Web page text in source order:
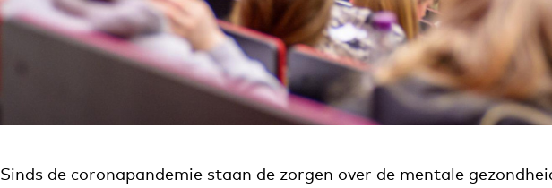
Sinds de coronapandemie staan de zorgen over de mentale